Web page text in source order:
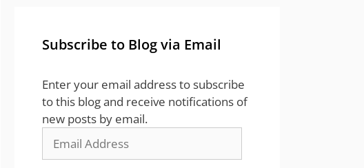
Subscribe to Blog via Email
Enter your email address to subscribe
to this blog and receive notifications of
new posts by email.
Address